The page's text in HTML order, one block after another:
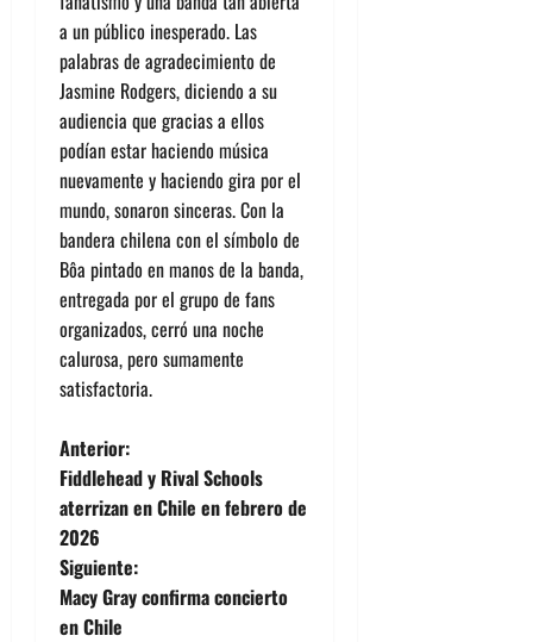
a un público inesperado. Las
palabras de agradecimiento de
Jasmine Rodgers, diciendo a su
audiencia que gracias a ellos
podían estar haciendo música
nuevamente y haciendo gira por el
mundo, sonaron sinceras. Con la
bandera chilena con el símbolo de
Bôa pintado en manos de la banda,
entregada por el grupo de fans
organizados, cerró una noche
calurosa, pero sumamente
satisfactoria.
N
a
v
e
Anterior:
Fiddlehead y Rival Schools
aterrizan en Chile en febrero de
2026
Siguiente:
Macy Gray confirma concierto
en Chile